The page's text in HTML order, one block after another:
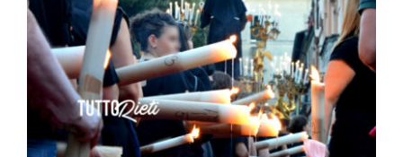
Processione dei Ceri 2026 – IL PERCORSO